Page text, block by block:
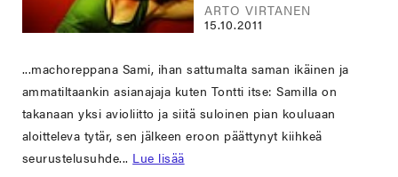
ARTO VIRTANEN
15.10.2011
...machoreppana Sami, ihan sattumalta saman ikäinen ja
ammatiltaankin asianajaja kuten Tontti itse: Samilla on
takanaan yksi avioliitto ja siitä suloinen pian kouluaan
aloitteleva tytär, sen jälkeen eroon päättynyt kiihkeä
seurustelusuhde... Lue lisää